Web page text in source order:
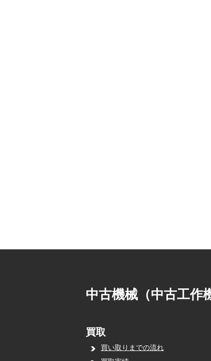
中古機械（中古工作
買取
買い取りまでの流れ